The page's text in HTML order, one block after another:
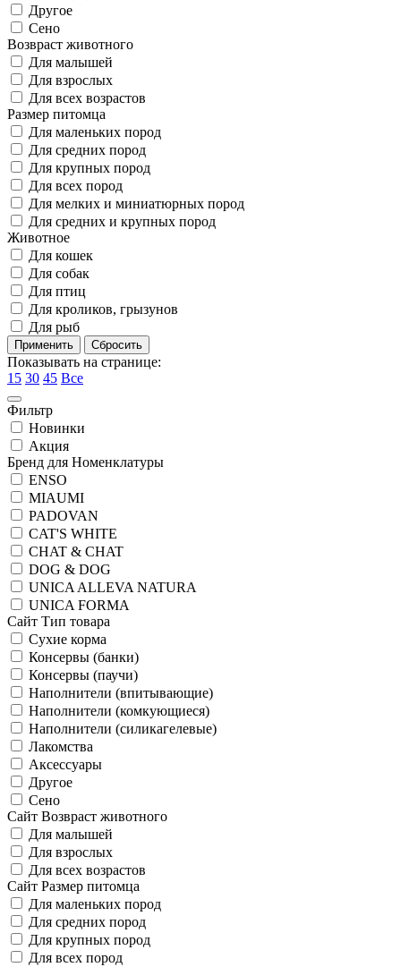
Другое
Сено
Возвраст животного
Для малышей
Для взрослых
Для всех возрастов
Размер питомца
Для маленьких пород
Для средних пород
Для крупных пород
Для всех пород
Для мелких и миниатюрных пород
Для средних и крупных пород
Животное
Для кошек
Для собак
Для птиц
Для кроликов, грызунов
Для рыб
Показывать на странице:
15 30 45 Все
Фильтр
Новинки
Акция
Бренд для Номенклатуры
ENSO
MIAUMI
PADOVAN
CAT'S WHITE
CHAT & CHAT
DOG & DOG
UNICA ALLEVA NATURA
UNICA FORMA
Сайт Тип товара
Сухие корма
Консервы (банки)
Консервы (паучи)
Наполнители (впитывающие)
Наполнители (комкующиеся)
Наполнители (силикагелевые)
Лакомства
Аксессуары
Другое
Сено
Сайт Возвраст животного
Для малышей
Для взрослых
Для всех возрастов
Сайт Размер питомца
Для маленьких пород
Для средних пород
Для крупных пород
Для всех пород